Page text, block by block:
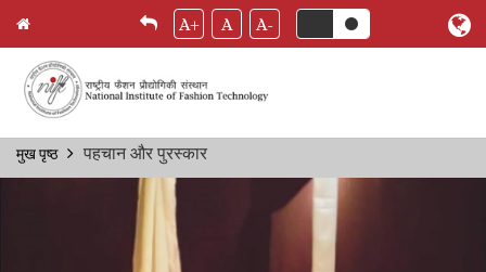
Skip
A+ A A-
Breadcrumb
मुख पृष्ठ पहचान और पुरस्कार